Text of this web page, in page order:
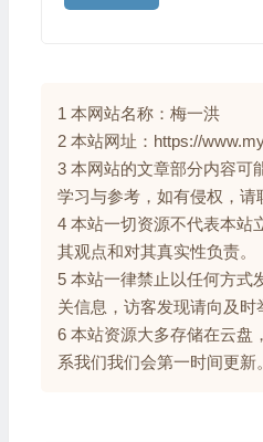
1 本网站名称：梅一洪
2 本站网址：https://
3 本网站的文章部分内容可
学习与参考，如有侵权，请
4 本站一切资源不代表本站
其观点和对其真实性负责。
5 本站一律禁止以任何方式
关信息，访客发现请向及时
6 本站资源大多存储在云盘
系我们我们会第一时间更新。